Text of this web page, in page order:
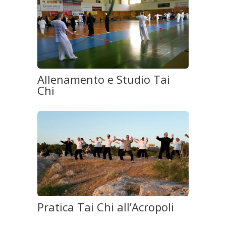
Allenamento e Studio Tai
Chi
Pratica Tai Chi all’Acropoli